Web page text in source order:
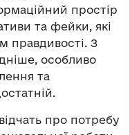
простір
та фейки, які
правдивості. З
особливо
та
про потребу